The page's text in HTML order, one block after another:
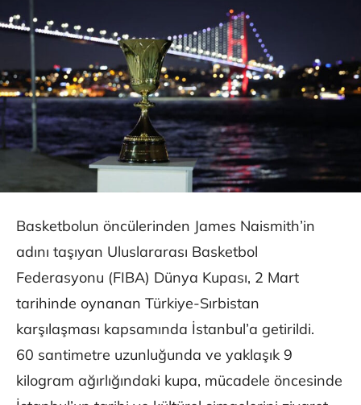
Basketbolun öncülerinden James Naismith’in
adını taşıyan Uluslararası Basketbol
Federasyonu (FIBA) Dünya Kupası, 2 Mart
tarihinde oynanan Türkiye-Sırbistan
karşılaşması kapsamında İstanbul’a getirildi.
60 santimetre uzunluğunda ve yaklaşık 9
kilogram ağırlığındaki kupa, mücadele öncesinde